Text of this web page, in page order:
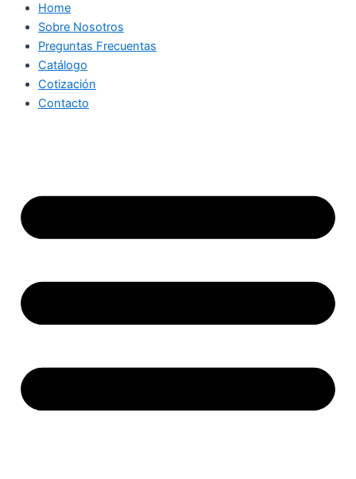
Home
Sobre Nosotros
Preguntas Frecuentas
Catálogo
Cotización
Contacto